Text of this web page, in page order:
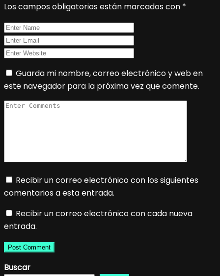
Los campos obligatorios están marcados con *
Guarda mi nombre, correo electrónico y web en
este navegador para la próxima vez que comente.
Recibir un correo electrónico con los siguientes
comentarios a esta entrada.
Recibir un correo electrónico con cada nueva
entrada.
Buscar